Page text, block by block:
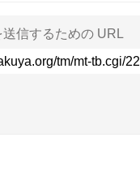
信するための URL
tm/mt-tb.cgi/22